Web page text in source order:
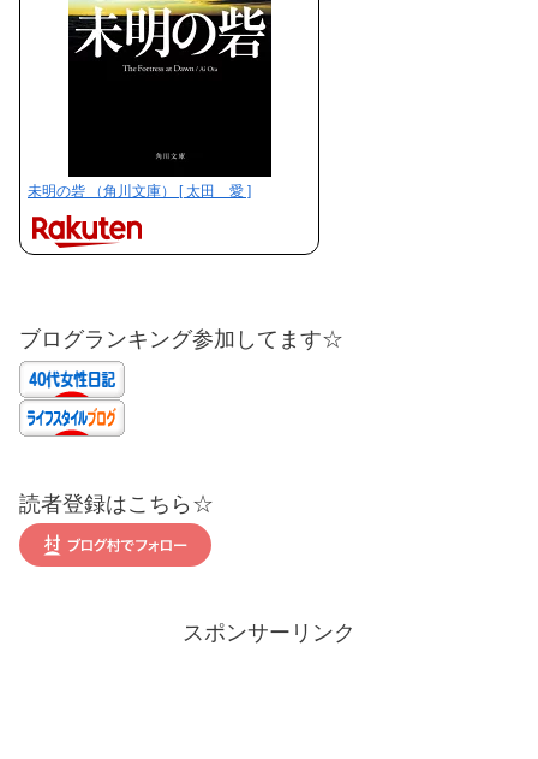
未明の砦 （角川文庫） [ 太田 愛 ]
ブログランキング参加してます☆
読者登録はこちら☆
スポンサーリンク